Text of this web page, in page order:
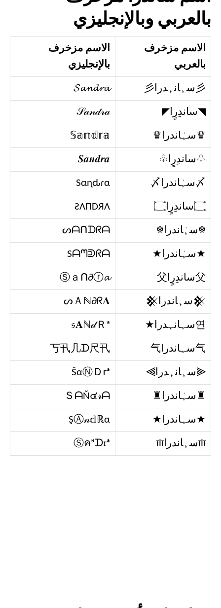
بالعربي وبالإنجليزي
الاسم مزخرف
بالعربي
الاسم مزخرف
بالإنجليزي
彡سہانہدرا彡 𝓢𝓪𝓷𝓭𝓻𝓪
◥ساندِرٍا◤​ 𝒮𝒶𝓃𝒹𝓇𝒶
♛سہٰاندرا♛ 𝕊𝕒𝕟𝕕𝕣𝕒
♧ساندِرٍا♧ 𝑺𝒂𝒏𝒅𝒓𝒂
〆سہٰاندرا〆 Sαɳԃɾα
۝ساندِرٍا۝ ƧΛПDЯΛ
☬سہٰاندرا☬ ᔕᗩᑎᗪᖇᗩ
★سہٰاندرا★ Sᗩᘉᕲᖇᗩ
父ساندِرٍا父 Ⓢａᑎ∂ⓡ𝓪
𒆜سہاندرا𒆜 ᔕＡℕ∂ᖇ𝐀
연سہانہدرا★ 𝔰𝐀ℕ𝒹Ｒᵃ
气سہاندرا气 丂卂几ᗪ尺卂
⫷سہانہدرا⫸ ŜαⓃＤгᵃ
♜سہٰاندرا♜ ＳᗩŇ๔𝓇ᗩ
★سہاندرا★ ŞⒶ𝓃𝕕ℝα
īlīسہاندراīlī Ⓢคᶰᗪ𝔯ᵃ